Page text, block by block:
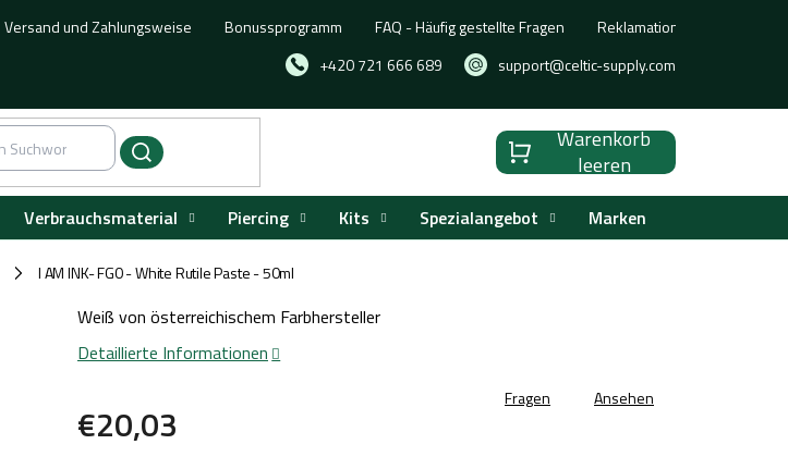
+420 721 666 689 support@celtic-supply.com
Versand und Zahlungsweise Bonussprogramm FAQ - Häufig gestellte Fragen Reklamation, Umtausch
Warenkorb
Warenkorb
leeren
Verbrauchsmaterial Piercing Kits Spezialangebot Marken
/ I AM INK- FG0 - White Rutile Paste - 50ml
€20,03
Weiß von österreichischem Farbhersteller
Detaillierte Informationen
Fragen Ansehen